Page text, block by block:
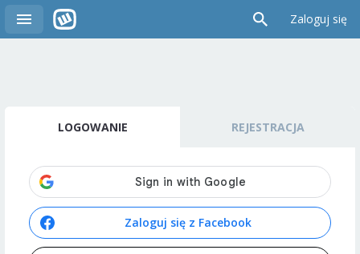
Zaloguj się
LOGOWANIE REJESTRACJA
Zaloguj się z Facebook